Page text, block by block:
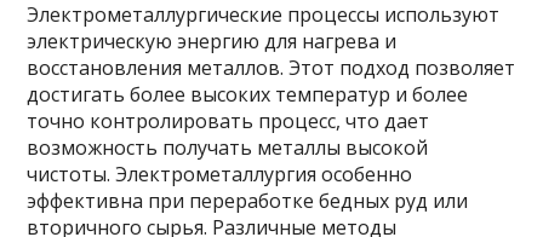
Электрометаллургические процессы используют
электрическую энергию для нагрева и
восстановления металлов. Этот подход позволяет
достигать более высоких температур и более
точно контролировать процесс, что дает
возможность получать металлы высокой
чистоты. Электрометаллургия особенно
эффективна при переработке бедных руд или
вторичного сырья. Различные методы